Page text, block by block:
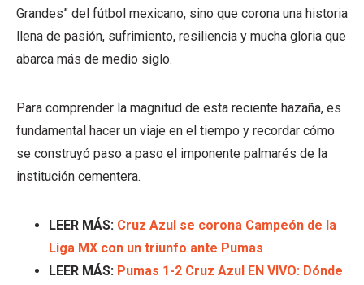
Grandes” del fútbol mexicano, sino que corona una historia
llena de pasión, sufrimiento, resiliencia y mucha gloria que
abarca más de medio siglo.
Para comprender la magnitud de esta reciente hazaña, es
fundamental hacer un viaje en el tiempo y recordar cómo
se construyó paso a paso el imponente palmarés de la
institución cementera.
LEER MÁS: Cruz Azul se corona Campeón de la
Liga MX con un triunfo ante Pumas
LEER MÁS: Pumas 1-2 Cruz Azul EN VIVO: Dónde